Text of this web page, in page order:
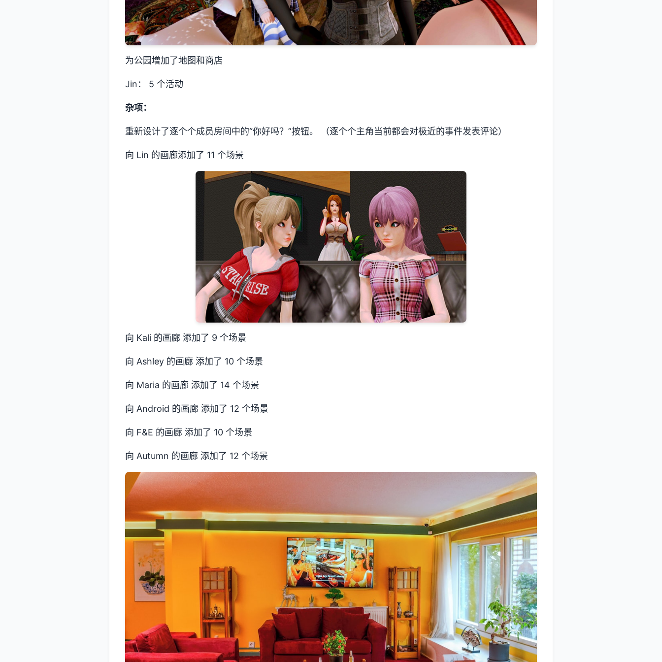
为公园增加了地图和商店
Jin： 5 个活动
杂项：
重新设计了逐个个成员房间中的“你好吗？”按钮。 （逐个个主角当前都会对极近的事件发表评论）
向 Lin 的画廊添加了 11 个场景
向 Kali 的画廊 添加了 9 个场景
向 Ashley 的画廊 添加了 10 个场景
向 Maria 的画廊 添加了 14 个场景
向 Android 的画廊 添加了 12 个场景
向 F&E 的画廊 添加了 10 个场景
向 Autumn 的画廊 添加了 12 个场景